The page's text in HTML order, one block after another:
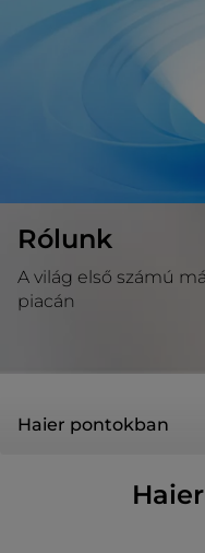
Rólunk
A világ első számú
piacán
Haier pontokban